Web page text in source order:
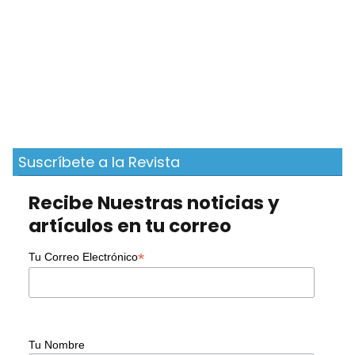
Suscríbete a la Revista
Recibe Nuestras noticias y
artículos en tu correo
Tu Correo Electrónico*
Tu Nombre